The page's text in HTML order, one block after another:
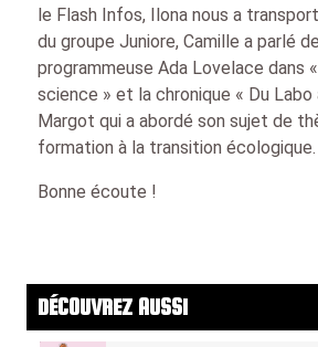
le Flash Infos, Ilona nous a
du groupe Juniore, Camille a parlé
programmeuse Ada Lovelace dans
science » et la chronique « Du Labo
Margot qui a abordé son sujet de
formation à la transition écologique.
Bonne écoute !
DÉCOUVREZ AUSSI